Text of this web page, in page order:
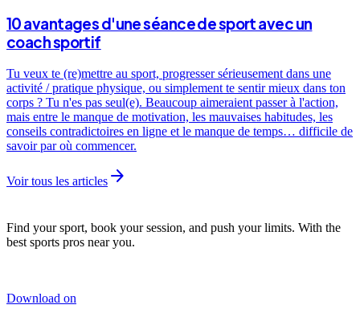
10 avantages d'une séance de sport avec un
coach sportif
Tu veux te (re)mettre au sport, progresser sérieusement dans une
activité / pratique physique, ou simplement te sentir mieux dans ton
corps ? Tu n'es pas seul(e). Beaucoup aimeraient passer à l'action,
mais entre le manque de motivation, les mauvaises habitudes, les
conseils contradictoires en ligne et le manque de temps… difficile de
savoir par où commencer.
Voir tous les articles arrow_forward
Find your sport, book your session, and push your limits. With the
best sports pros near you.
Download on